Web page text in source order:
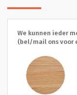
We kunnen ieder
(bel/mail ons voor